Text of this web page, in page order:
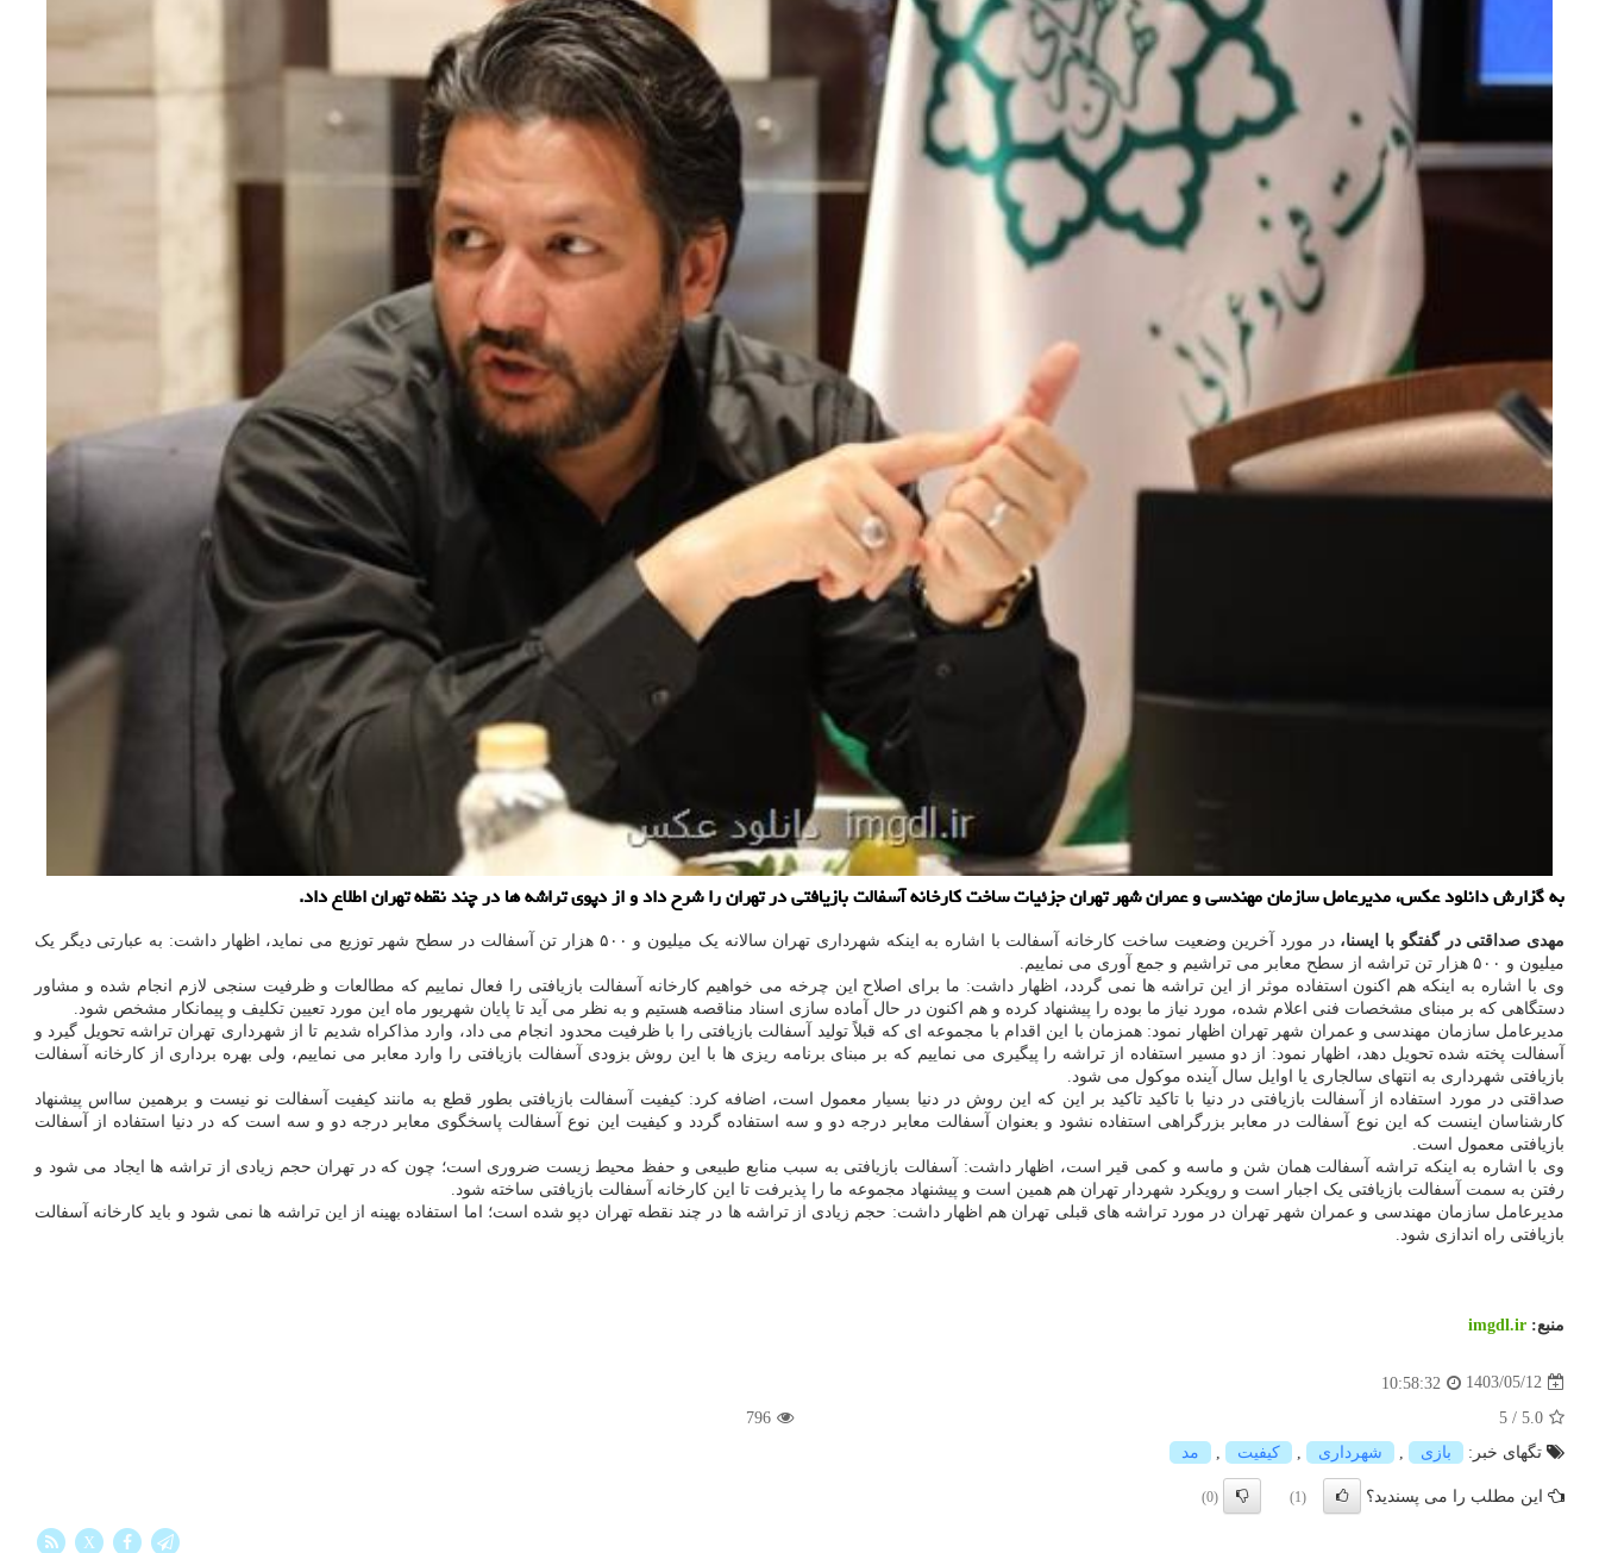
به گزارش دانلود عکس، مدیرعامل سازمان مهندسی و عمران شهر تهران جزئیات ساخت کارخانه آسفالت بازیافتی در تهران را شرح داد و از دپوی تراشه ها در چند نقطه تهران اطلاع داد.
مهدی صداقتی در گفتگو با ایسنا،
در مورد آخرین وضعیت ساخت کارخانه آسفالت با اشاره به اینکه شهرداری تهران سالانه یک میلیون و ۵۰۰ هزار تن آسفالت در سطح شهر توزیع می نماید، اظهار داشت: به عبارتی دیگر یک
میلیون و ۵۰۰ هزار تن تراشه از سطح معابر می تراشیم و جمع آوری می نماییم.
وی با اشاره به اینکه هم اکنون استفاده موثر از این تراشه ها نمی گردد، اظهار داشت: ما برای اصلاح این چرخه می خواهیم کارخانه آسفالت بازیافتی را فعال نماییم که مطالعات و ظرفیت سنجی لازم انجام شده و مشاور
دستگاهی که بر مبنای مشخصات فنی اعلام شده، مورد نیاز ما بوده را پیشنهاد کرده و هم اکنون در حال آماده سازی اسناد مناقصه هستیم و به نظر می آید تا پایان شهریور ماه این مورد تعیین تکلیف و پیمانکار مشخص شود.
مدیرعامل سازمان مهندسی و عمران شهر تهران اظهار نمود: همزمان با این اقدام با مجموعه ای که قبلاً تولید آسفالت بازیافتی را با ظرفیت محدود انجام می داد، وارد مذاکراه شدیم تا از شهرداری تهران تراشه تحویل گیرد و
آسفالت پخته شده تحویل دهد، اظهار نمود: از دو مسیر استفاده از تراشه را پیگیری می نماییم که بر مبنای برنامه ریزی ها با این روش بزودی آسفالت بازیافتی را وارد معابر می نماییم، ولی بهره برداری از کارخانه آسفالت
بازیافتی شهرداری به انتهای سالجاری یا اوایل سال آینده موکول می شود.
صداقتی در مورد استفاده از آسفالت بازیافتی در دنیا با تاکید تاکید بر این که این روش در دنیا بسیار معمول است، اضافه کرد: کیفیت آسفالت بازیافتی بطور قطع به مانند کیفیت آسفالت نو نیست و برهمین سااس پیشنهاد
کارشناسان اینست که این نوع آسفالت در معابر بزرگراهی استفاده نشود و بعنوان آسفالت معابر درجه دو و سه استفاده گردد و کیفیت این نوع آسفالت پاسخگوی معابر درجه دو و سه است که در دنیا استفاده از آسفالت
بازیافتی معمول است.
وی با اشاره به اینکه تراشه آسفالت همان شن و ماسه و کمی قیر است، اظهار داشت: آسفالت بازیافتی به سبب منابع طبیعی و حفظ محیط زیست ضروری است؛ چون که در تهران حجم زیادی از تراشه ها ایجاد می شود و
رفتن به سمت آسفالت بازیافتی یک اجبار است و رویکرد شهردار تهران هم همین است و پیشنهاد مجموعه ما را پذیرفت تا این کارخانه آسفالت بازیافتی ساخته شود.
مدیرعامل سازمان مهندسی و عمران شهر تهران در مورد تراشه های قبلی تهران هم اظهار داشت: حجم زیادی از تراشه ها در چند نقطه تهران دپو شده است؛ اما استفاده بهینه از این تراشه ها نمی شود و باید کارخانه آسفالت
بازیافتی راه اندازی شود.
منبع: imgdl.ir
1403/05/12
10:58:32
5.0
/
5
796
تگهای خبر:
بازی , شهرداری , كیفیت , مد
این مطلب را می پسندید؟ (1)
(0)
X